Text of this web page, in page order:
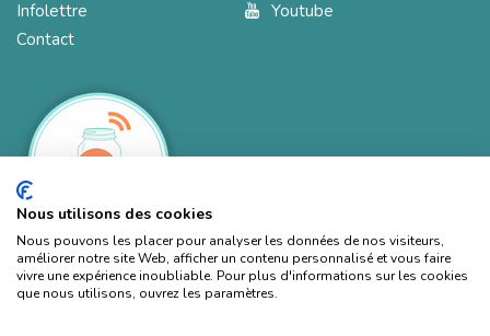
Infolettre
Contact
Youtube
Nous utilisons des cookies
Nous pouvons les placer pour analyser les données de nos visiteurs,
améliorer notre site Web, afficher un contenu personnalisé et vous faire
vivre une expérience inoubliable. Pour plus d'informations sur les cookies
que nous utilisons, ouvrez les paramètres.